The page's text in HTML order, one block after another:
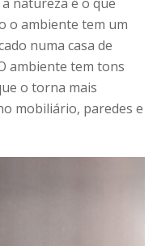
natureza é o que
o ambiente tem um
numa casa de
ambiente tem tons
o torna mais
mobiliário, paredes e